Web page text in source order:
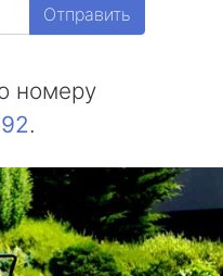
Отправить
номеру
.